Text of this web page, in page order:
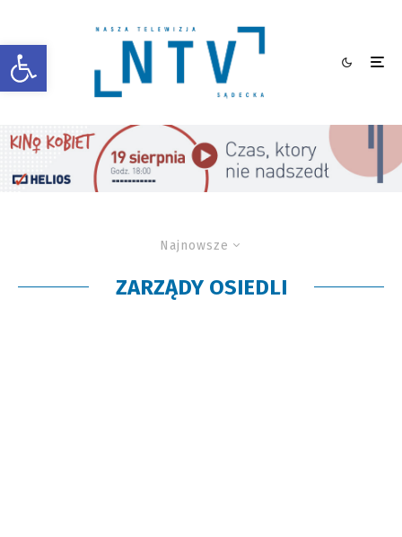
Otwórz pasek narzędzi
Najnowsze
ZARZĄDY OSIEDLI